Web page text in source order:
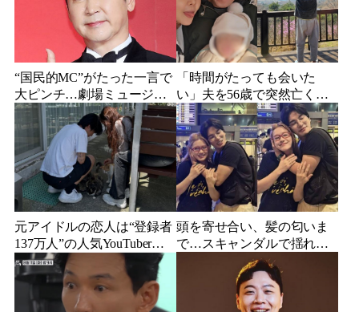
“国民的MC”がたった一言で
大ピンチ…劇場ミュージカ
ルを巡る発言に批判続出、
ついに長文で謝罪
「時間がたっても会いた
い」夫を56歳で突然亡くし
た妻…笑顔が父親に似てき
た娘と歩む“その後”
元アイドルの恋人は“登録者
137万人”の人気YouTuberだ
った…同日投稿で明らかに
なった2人の関係
頭を寄せ合い、髪の匂いま
で…スキャンダルで揺れた
人気俳優、ベトナム女性歌
手との親密動画が公開